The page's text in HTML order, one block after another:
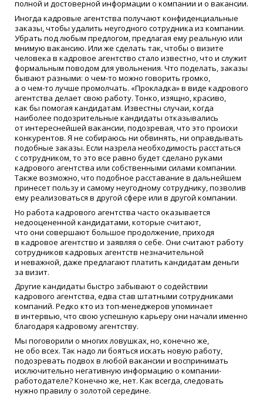
полной и достоверной информации о компании и о вакансии.
Иногда кадровые агентства получают конфиденциальные
заказы, чтобы удалить неугодного сотрудника из компании.
Убрать под любым предлогом, предлагая ему реальную или
мнимую вакансию. Или же сделать так, чтобы о визите
человека в кадровое агентство стало известно, что и служит
формальным поводом для увольнения. Что поделать, заказы
бывают разными: о чем-то можно говорить громко,
а о чем-толучше промолчать. «Прокладка» в виде кадрового
агентства делает свою работу. Тонко, изящно, красиво,
как бы помогая кандидатам. Известны случаи, когда
наиболее подозрительные кандидаты отказывались
от интереснейшей вакансии, подозревая, что это происки
конкурентов. Я не собираюсь ни обвинять, ни оправдывать
подобные заказы. Если назрела необходимость расстаться
с сотрудником, то это все равно будет сделано руками
кадрового агентства или собственными силами компании.
Также возможно, что подобное расставание в дальнейшем
принесет пользу и самому неугодному сотруднику, позволив
ему реализоваться в другой сфере или в другой компании.
Но работа кадрового агентства часто оказывается
недооцененной кандидатами, которые считают,
что они совершают большое продолжение, приходя
в кадровое агентство и заявляя о себе. Они считают работу
сотрудников кадровых агентств незначительной
и неважной, даже предлагают платить кандидатам деньги
за визит.
Другие кандидаты быстро забывают о cодействии
кадрового агентства, едва став штатными сотрудниками
компаний. Редко кто из топ-менеджеров упоминает
в интервью, что свою успешную карьеру они начали именно
благодаря кадровому агентству.
Мы поговорили о многих ловушках, но, конечно же,
не обо всех. Так надо ли бояться искать новую работу,
подозревать подвох в любой вакансии и воспринимать
исключительно негативную информацию о компании-
работодателе? Конечно же, нет. Как всегда, следовать
нужно правилу о золотой середине.